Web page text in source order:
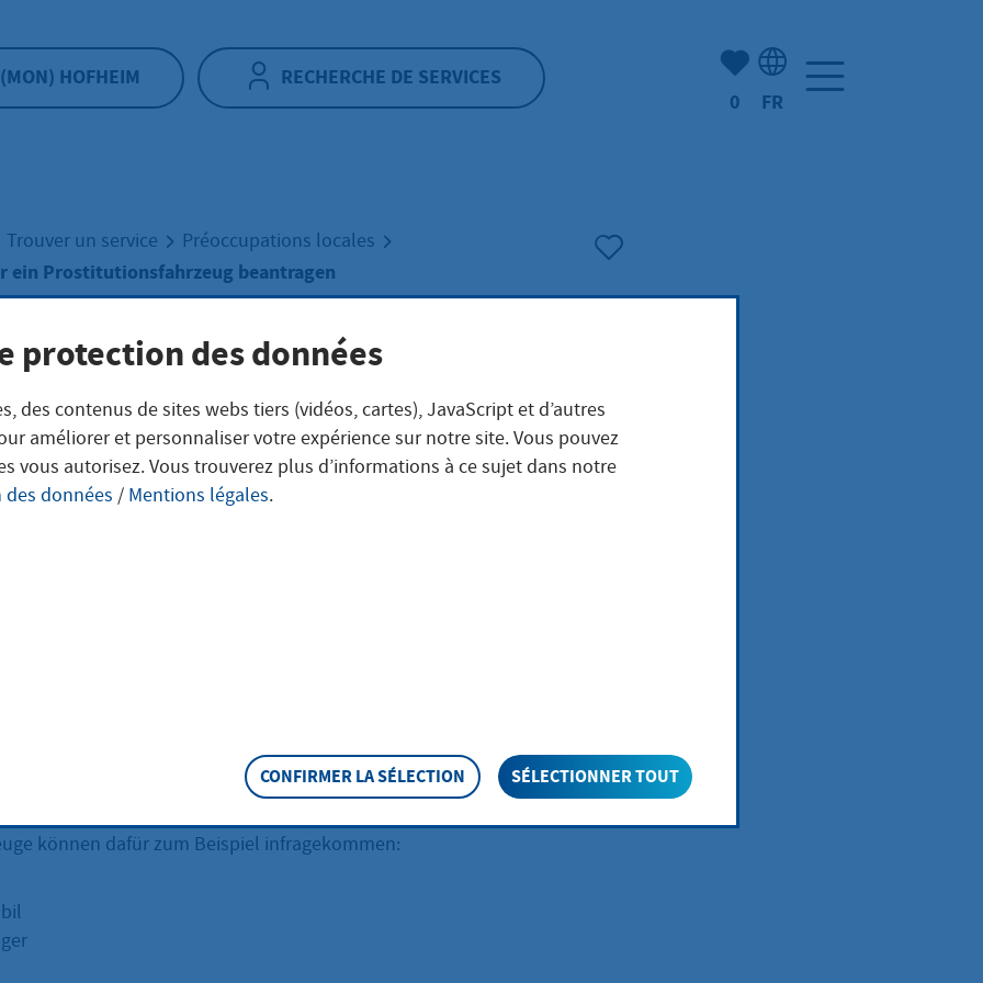
(MON) HOFHEIM RECHERCHE DE SERVICES
Nombre d'éléments mis en
0 FR
Trouver un service Préoccupations locales
ein Prostitutionsfahrzeug beantragen
für ein
bereitstellen? Dafür benötigen Sie eine Erlaubnis.
Person, die solch ein Prostitutionsfahrzeug bereitstellt, benötigt eine
können dafür zum Beispiel infragekommen:
protection des données
des contenus de sites webs tiers (vidéos, cartes), JavaScript et d’autres
améliorer et personnaliser votre expérience sur notre site. Vous pouvez
vous autorisez. Vous trouverez plus d’informations à ce sujet dans notre
données / Mentions légales.
CONFIRMER LA SÉLECTION SÉLECTIONNER TOUT